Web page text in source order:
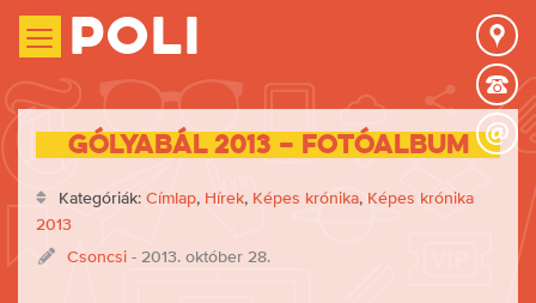
Poli
Gólyabál 2013 – fotóalbum
Kategóriák: Címlap, Hírek, Képes krónika, Képes krónika
2013
Csoncsi - 2013. október 28.